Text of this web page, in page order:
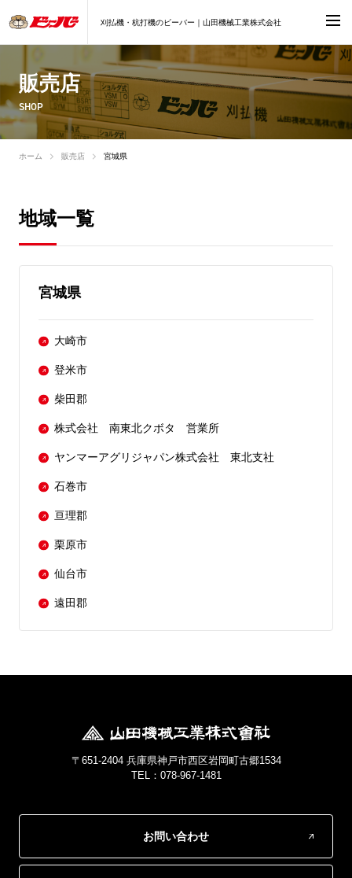
刈払機・杭打機のビーバー｜山田機械工業株式会社
販売店
SHOP
ホーム 販売店 宮城県
地域一覧
宮城県
大崎市
登米市
柴田郡
株式会社 南東北クボタ 営業所
ヤンマーアグリジャパン株式会社 東北支社
石巻市
亘理郡
栗原市
仙台市
遠田郡
〒651-2404 兵庫県神戸市西区岩岡町古郷1534
TEL：078-967-1481
お問い合わせ